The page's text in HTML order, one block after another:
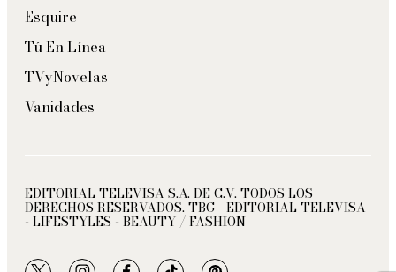
Esquire
Tú En Línea
TVyNovelas
Vanidades
EDITORIAL TELEVISA S.A. DE C.V. TODOS LOS
DERECHOS RESERVADOS. TBG - EDITORIAL TELEVISA
- LIFESTYLES - BEAUTY / FASHION